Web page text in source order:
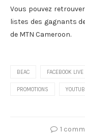
Vous pouvez
listes des gagnants
de MTN Cameroon.
BEAC FACEBOOK LIVE
PROMOTIONS
1